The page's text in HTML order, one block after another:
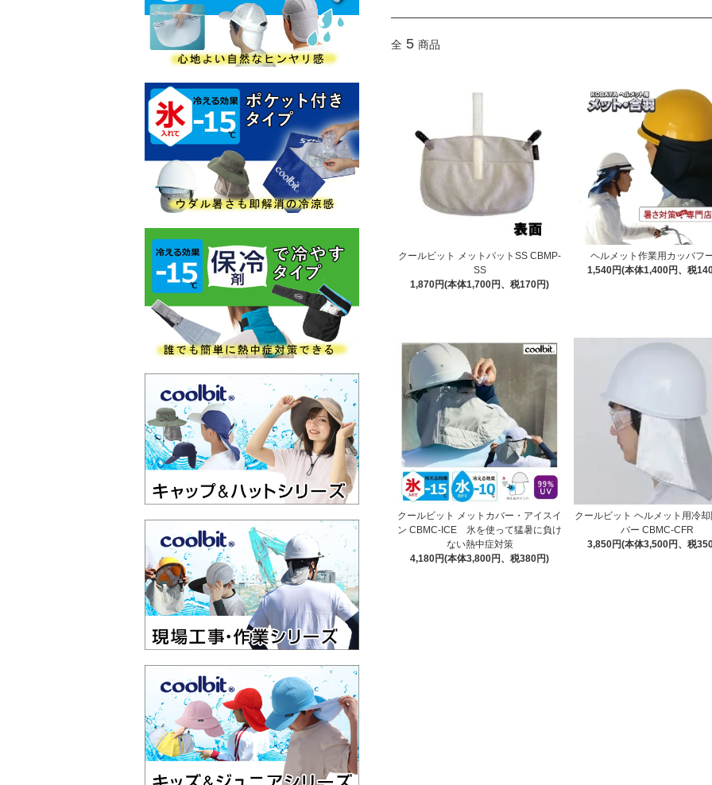
全 5 商品
クールビット メットパットSS CBMP-
SS
1,870円(本体1,700円、税170円)
ヘルメット作業用カッパフ
1,540円(本体1,400円、税
クールビット メットカバー・アイスイ
ン CBMC-ICE 氷を使って猛暑に負け
ない熱中症対策
4,180円(本体3,800円、税380円)
クールビット ヘルメット用冷却
バー CBMC-CFR
3,850円(本体3,500円、税